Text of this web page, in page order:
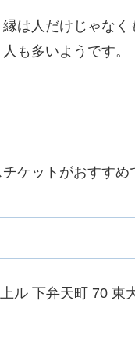
は人だけじゃな
も多いようです。
ケットがおすすめ
ル 下弁天町 70 東